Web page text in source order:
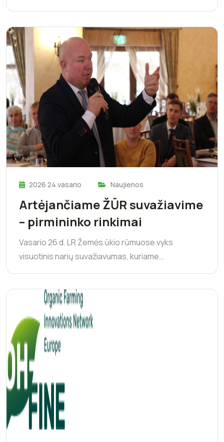
2026 24 vasario Naujienos
Artėjančiame ŽŪR suvažiavime
– pirmininko rinkimai
Vasario 26 d. LR Žemės ūkio rūmuose vyks
visuotinis narių suvažiavumas, kuriame…